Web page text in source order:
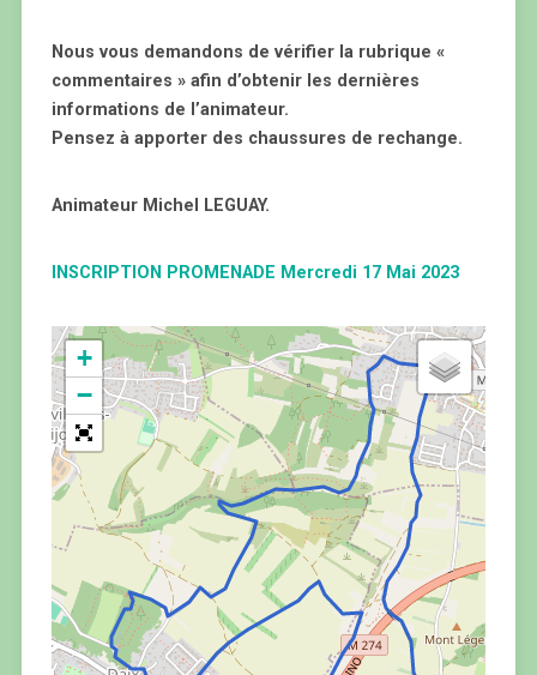
Nous vous demandons de vérifier la rubrique «
commentaires » afin d’obtenir les dernières
informations de l’animateur.
Pensez à apporter des chaussures de rechange.
Animateur Michel LEGUAY.
INSCRIPTION PROMENADE Mercredi 17 Mai 2023
+
−